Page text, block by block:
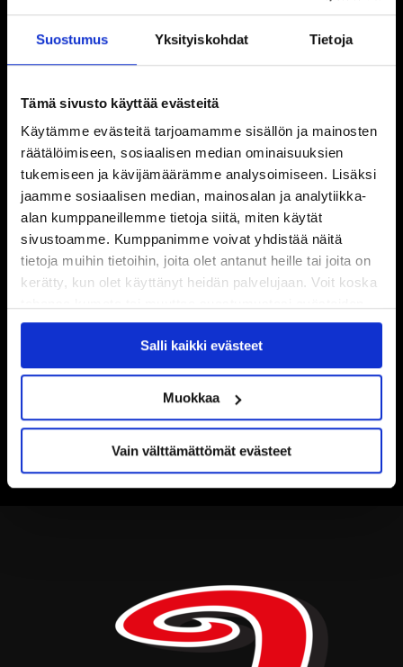
Suostumus Yksityiskohdat Tietoja
Tämä sivusto käyttää evästeitä
Käytämme evästeitä tarjoamamme sisällön ja mainosten
räätälöimiseen, sosiaalisen median ominaisuuksien
tukemiseen ja kävijämäärämme analysoimiseen. Lisäksi
jaamme sosiaalisen median, mainosalan ja analytiikka-
alan kumppaneillemme tietoja siitä, miten käytät
sivustoamme. Kumppanimme voivat yhdistää näitä
tietoja muihin tietoihin, joita olet antanut heille tai joita on
kerätty, kun olet käyttänyt heidän palvelujaan. Voit koska
käytöstäEvästeet-sivultamme.
Salli kaikki evästeet
Muokkaa
Vain välttämättömät evästeet